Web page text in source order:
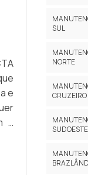
e
e
o
é
e
e
a
SUL
NORTE
CRUZEIRO